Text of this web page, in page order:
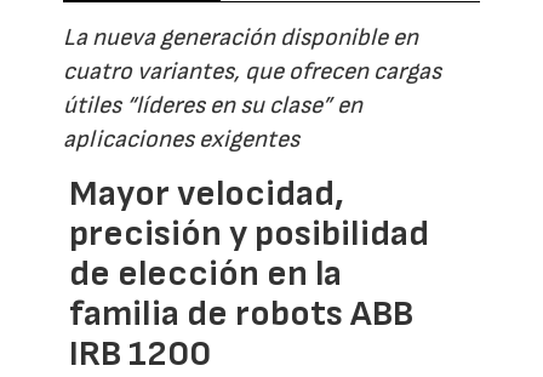
La nueva generación disponible en
cuatro variantes, que ofrecen cargas
útiles “líderes en su clase” en
aplicaciones exigentes
Mayor velocidad,
precisión y posibilidad
de elección en la
familia de robots ABB
IRB 1200